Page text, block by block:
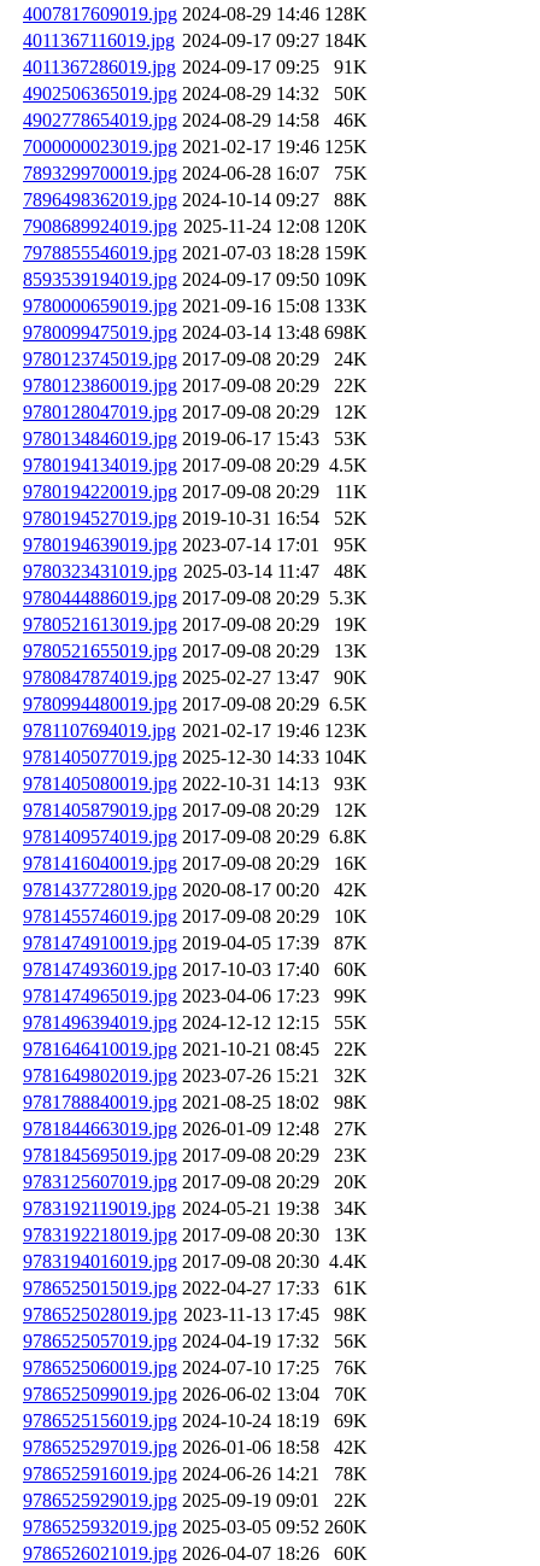
4007817609019.jpg 2024-08-29 14:46 128K
4011367116019.jpg 2024-09-17 09:27 184K
4011367286019.jpg 2024-09-17 09:25
91K
4902506365019.jpg 2024-08-29 14:32
50K
4902778654019.jpg 2024-08-29 14:58
46K
7000000023019.jpg 2021-02-17 19:46 125K
7893299700019.jpg 2024-06-28 16:07
75K
7896498362019.jpg 2024-10-14 09:27
88K
7908689924019.jpg 2025-11-24 12:08 120K
7978855546019.jpg 2021-07-03 18:28 159K
8593539194019.jpg 2024-09-17 09:50 109K
9780000659019.jpg 2021-09-16 15:08 133K
9780099475019.jpg 2024-03-14 13:48 698K
9780123745019.jpg 2017-09-08 20:29
24K
9780123860019.jpg 2017-09-08 20:29
22K
9780128047019.jpg 2017-09-08 20:29
12K
9780134846019.jpg 2019-06-17 15:43
53K
9780194134019.jpg 2017-09-08 20:29 4.5K
9780194220019.jpg 2017-09-08 20:29
11K
9780194527019.jpg 2019-10-31 16:54
52K
9780194639019.jpg 2023-07-14 17:01
95K
9780323431019.jpg 2025-03-14 11:47
48K
9780444886019.jpg 2017-09-08 20:29 5.3K
9780521613019.jpg 2017-09-08 20:29
19K
9780521655019.jpg 2017-09-08 20:29
13K
9780847874019.jpg 2025-02-27 13:47
90K
9780994480019.jpg 2017-09-08 20:29 6.5K
9781107694019.jpg 2021-02-17 19:46 123K
9781405077019.jpg 2025-12-30 14:33 104K
9781405080019.jpg 2022-10-31 14:13
93K
9781405879019.jpg 2017-09-08 20:29
12K
9781409574019.jpg 2017-09-08 20:29 6.8K
9781416040019.jpg 2017-09-08 20:29
16K
9781437728019.jpg 2020-08-17 00:20
42K
9781455746019.jpg 2017-09-08 20:29
10K
9781474910019.jpg 2019-04-05 17:39
87K
9781474936019.jpg 2017-10-03 17:40
60K
9781474965019.jpg 2023-04-06 17:23
99K
9781496394019.jpg 2024-12-12 12:15
55K
9781646410019.jpg 2021-10-21 08:45
22K
9781649802019.jpg 2023-07-26 15:21
32K
9781788840019.jpg 2021-08-25 18:02
98K
9781844663019.jpg 2026-01-09 12:48
27K
9781845695019.jpg 2017-09-08 20:29
23K
9783125607019.jpg 2017-09-08 20:29
20K
9783192119019.jpg 2024-05-21 19:38
34K
9783192218019.jpg 2017-09-08 20:30
13K
9783194016019.jpg 2017-09-08 20:30 4.4K
9786525015019.jpg 2022-04-27 17:33
61K
9786525028019.jpg 2023-11-13 17:45
98K
9786525057019.jpg 2024-04-19 17:32
56K
9786525060019.jpg 2024-07-10 17:25
76K
9786525099019.jpg 2026-06-02 13:04
70K
9786525156019.jpg 2024-10-24 18:19
69K
9786525297019.jpg 2026-01-06 18:58
42K
9786525916019.jpg 2024-06-26 14:21
78K
9786525929019.jpg 2025-09-19 09:01
22K
9786525932019.jpg 2025-03-05 09:52 260K
9786526021019.jpg 2026-04-07 18:26
60K